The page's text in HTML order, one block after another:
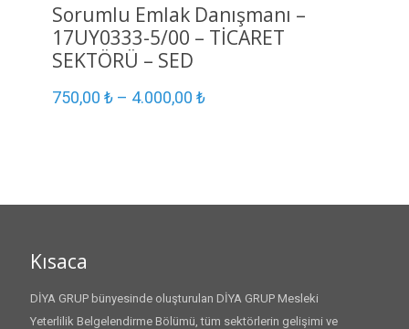
Sorumlu Emlak Danışmanı –
17UY0333-5/00 – TİCARET
SEKTÖRÜ – SED
750,00 ₺– 4.000,00 ₺
Kısaca
DİYA GRUP bünyesinde oluşturulan DİYA GRUP Mesleki
Yeterlilik Belgelendirme Bölümü, tüm sektörlerin gelişimi ve